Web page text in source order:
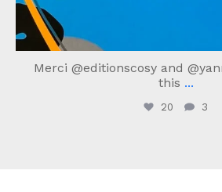
Merci @editionscosy and
this ...
20 3